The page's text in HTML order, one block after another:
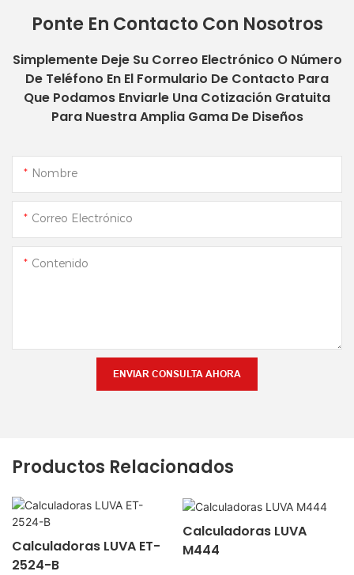
Ponte En Contacto Con Nosotros
Simplemente Deje Su Correo Electrónico O Número
De Teléfono En El Formulario De Contacto Para
Que Podamos Enviarle Una Cotización Gratuita
Para Nuestra Amplia Gama De Diseños
Nombre
Correo Electrónico
Contenido
ENVIAR CONSULTA AHORA
Productos Relacionados
Calculadoras LUVA ET-
2524-B
Calculadoras LUVA
M444